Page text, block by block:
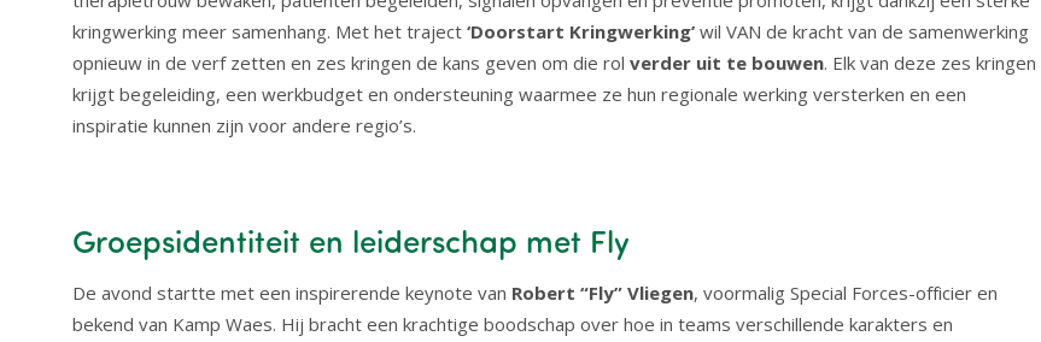
kringwerking meer samenhang. Met het traject ‘Doorstart Kringwerking’ wil VAN de kracht van de samenwerking
opnieuw in de verf zetten en zes kringen de kans geven om die rol verder uit te bouwen. Elk van deze zes kringen
krijgt begeleiding, een werkbudget en ondersteuning waarmee ze hun regionale werking versterken en een
inspiratie kunnen zijn voor andere regio’s.
Groepsidentiteit en leiderschap met Fly
De avond startte met een inspirerende keynote van Robert “Fly” Vliegen, voormalig Special Forces-officier en
bekend van Kamp Waes. Hij bracht een krachtige boodschap over hoe in teams verschillende karakters en